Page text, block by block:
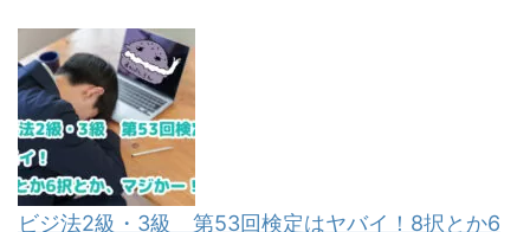
ビジ法2級・3級 第53回検定はヤバイ！8択とか6